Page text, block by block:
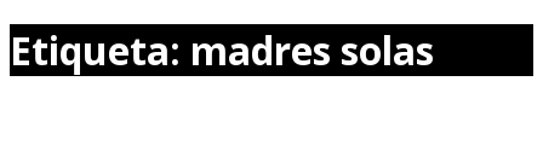
Etiqueta: madres solas